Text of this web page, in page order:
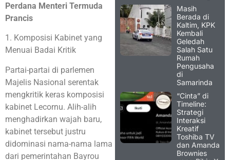
Perdana Menteri Termuda
Prancis
1. Komposisi Kabinet yang
Menuai Badai Kritik
Partai-partai di parlemen
Majelis Nasional serentak
mengkritik keras komposisi
kabinet Lecornu. Alih-alih
menghadirkan wajah baru,
kabinet tersebut justru
didominasi nama-nama lama
dari pemerintahan Bayrou
Masih
Berada di
Kaltim, KPK
Kembali
Geledah
Salah Satu
Rumah
Pengusaha
di
Samarinda
“Cinta” di
Timeline:
Strategi
Interaksi
Kreatif
Toshiba TV
dan Amanda
Brownies